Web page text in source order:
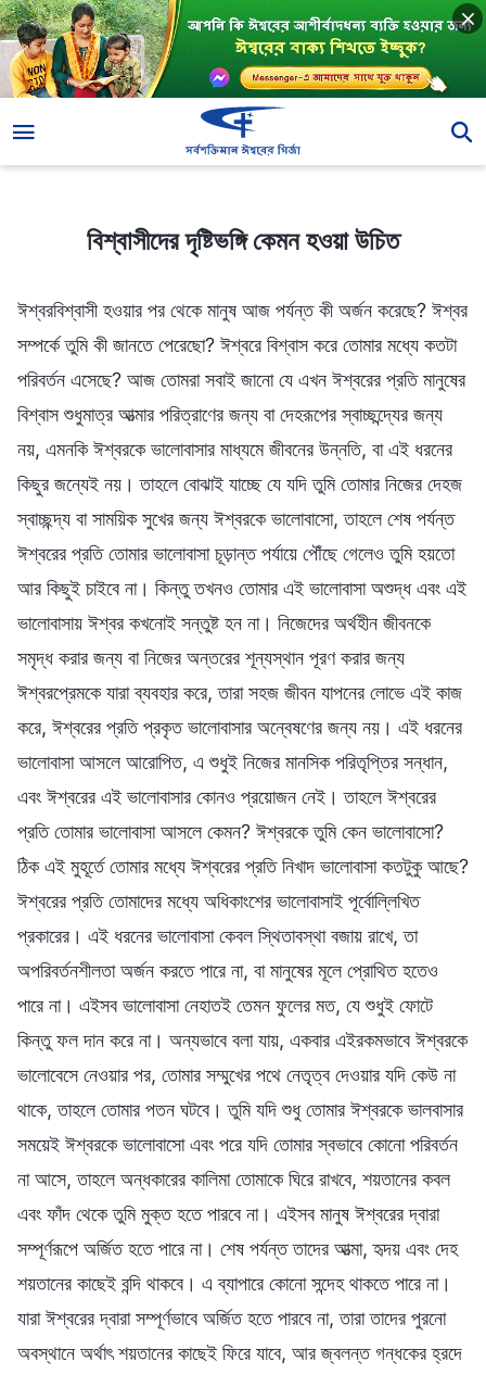
বিশ্বাসীদের দৃষ্টিভঙ্গি কেমন হওয়া উচিত
বিশ্বাসীদের দৃষ্টিভঙ্গি কেমন হওয়া উচিত
ঈশ্বরবিশ্বাসী হওয়ার পর থেকে মানুষ আজ পর্যন্ত কী অর্জন করেছে? ঈশ্বর
সম্পর্কে তুমি কী জানতে পেরেছো? ঈশ্বরে বিশ্বাস করে তোমার মধ্যে কতটা
পরিবর্তন এসেছে? আজ তোমরা সবাই জানো যে এখন ঈশ্বরের প্রতি মানুষের
বিশ্বাস শুধুমাত্র আত্মার পরিত্রাণের জন্য বা দেহরূপের স্বাচ্ছন্দ্যের জন্য
নয়, এমনকি ঈশ্বরকে ভালোবাসার মাধ্যমে জীবনের উন্নতি, বা এই ধরনের
কিছুর জন্যেই নয়। তাহলে বোঝাই যাচ্ছে যে যদি তুমি তোমার নিজের দেহজ
স্বাচ্ছন্দ্য বা সাময়িক সুখের জন্য ঈশ্বরকে ভালোবাসো, তাহলে শেষ পর্যন্ত
ঈশ্বরের প্রতি তোমার ভালোবাসা চূড়ান্ত পর্যায়ে পৌঁছে গেলেও তুমি হয়তো
আর কিছুই চাইবে না। কিন্তু তখনও তোমার এই ভালোবাসা অশুদ্ধ এবং এই
ভালোবাসায় ঈশ্বর কখনোই সন্তুষ্ট হন না। নিজেদের অর্থহীন জীবনকে
সমৃদ্ধ করার জন্য বা নিজের অন্তরের শূন্যস্থান পূরণ করার জন্য
ঈশ্বরপ্রেমকে যারা ব্যবহার করে, তারা সহজ জীবন যাপনের লোভে এই কাজ
করে, ঈশ্বরের প্রতি প্রকৃত ভালোবাসার অন্বেষণের জন্য নয়। এই ধরনের
ভালোবাসা আসলে আরোপিত, এ শুধুই নিজের মানসিক পরিতৃপ্তির সন্ধান,
এবং ঈশ্বরের এই ভালোবাসার কোনও প্রয়োজন নেই। তাহলে ঈশ্বরের
প্রতি তোমার ভালোবাসা আসলে কেমন? ঈশ্বরকে তুমি কেন ভালোবাসো?
ঠিক এই মুহূর্তে তোমার মধ্যে ঈশ্বরের প্রতি নিখাদ ভালোবাসা কতটুকু আছে?
ঈশ্বরের প্রতি তোমাদের মধ্যে অধিকাংশের ভালোবাসাই পূর্বোল্লিখিত
প্রকারের। এই ধরনের ভালোবাসা কেবল স্থিতাবস্থা বজায় রাখে, তা
অপরিবর্তনশীলতা অর্জন করতে পারে না, বা মানুষের মূলে প্রোথিত হতেও
পারে না। এইসব ভালোবাসা নেহাতই তেমন ফুলের মত, যে শুধুই ফোটে
কিন্তু ফল দান করে না। অন্যভাবে বলা যায়, একবার এইরকমভাবে ঈশ্বরকে
ভালোবেসে নেওয়ার পর, তোমার সম্মুখের পথে নেতৃত্ব দেওয়ার যদি কেউ না
থাকে, তাহলে তোমার পতন ঘটবে। তুমি যদি শুধু তোমার ঈশ্বরকে ভালবাসার
সময়েই ঈশ্বরকে ভালোবাসো এবং পরে যদি তোমার স্বভাবে কোনো পরিবর্তন
না আসে, তাহলে অন্ধকারের কালিমা তোমাকে ঘিরে রাখবে, শয়তানের কবল
এবং ফাঁদ থেকে তুমি মুক্ত হতে পারবে না। এইসব মানুষ ঈশ্বরের দ্বারা
সম্পূর্ণরূপে অর্জিত হতে পারে না। শেষ পর্যন্ত তাদের আত্মা, হৃদয় এবং দেহ
শয়তানের কাছেই বন্দি থাকবে। এ ব্যাপারে কোনো সন্দেহ থাকতে পারে না।
যারা ঈশ্বরের দ্বারা সম্পূর্ণভাবে অর্জিত হতে পারবে না, তারা তাদের পুরনো
অবস্থানে অর্থাৎ শয়তানের কাছেই ফিরে যাবে, আর জ্বলন্ত গন্ধকের হ্রদে